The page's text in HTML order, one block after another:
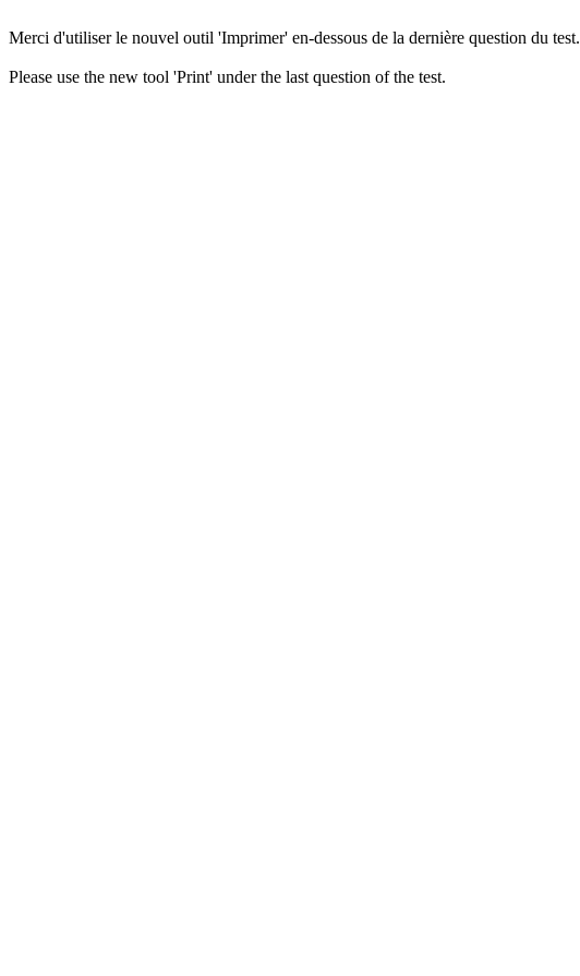
Merci d'utiliser le nouvel outil 'Imprimer' en-dessous de la dernière question du test.
Please use the new tool 'Print' under the last question of the test.